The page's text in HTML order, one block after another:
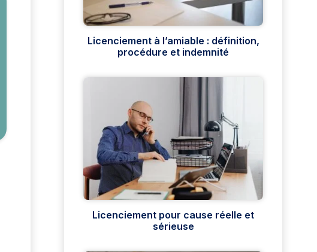
Licenciement à l’amiable : définition,
procédure et indemnité
Licenciement pour cause réelle et
sérieuse